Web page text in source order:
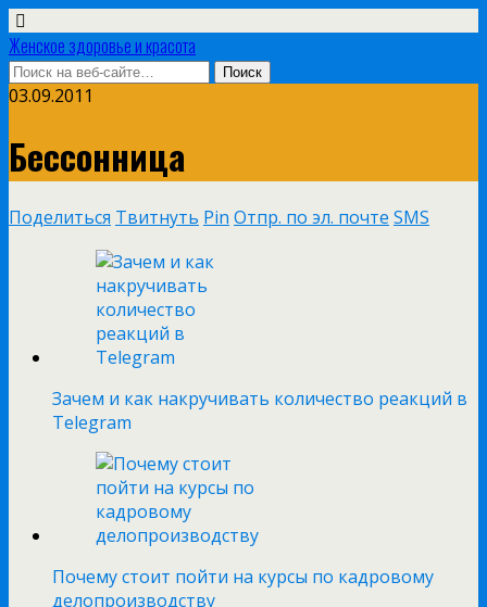
Женское здоровье и красота
03.09.2011
Бессонница
Поделиться Твитнуть Pin Отпр. по эл. почте SMS
Зачем и как накручивать количество реакций в
Telegram
Почему стоит пойти на курсы по кадровому
делопроизводству